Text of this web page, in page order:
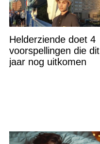
Helderziende doet 4
voorspellingen die dit
jaar nog uitkomen